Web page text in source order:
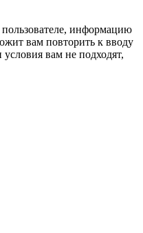
информацию
вам повторить к вводу
вам не подходят,